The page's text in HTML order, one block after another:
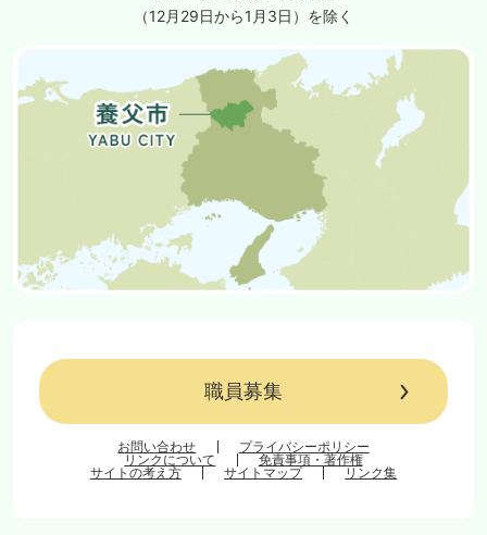
（12月29日から1月3日）を除く
職員募集
お問い合わせ
プライバシーポリシー
リンクについて
免責事項・著作権
サイトの考え方
サイトマップ リンク集